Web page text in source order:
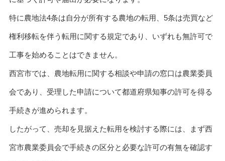
特に農地法4条は自分が所有する農地の転用、5条は売買など
権利移転を伴う転用に関する規定であり、いずれも無許可で
工事を始めることはできません。
西宮市では、農地転用に関する相談や申請の窓口は農業委員
会であり、受理した申請について都道府県知事の許可を得る
手続きが進められます。
したがって、売却を見据えた転用を検討する際には、まず西
宮市農業委員会で手続きの区分と必要な許可の有無を確認す